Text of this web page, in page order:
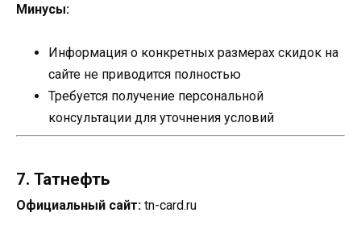
Минусы:
Информация о конкретных размерах скидок на
сайте не приводится полностью
Требуется получение персональной
консультации для уточнения условий
7. Татнефть
Официальный сайт: tn-card.ru